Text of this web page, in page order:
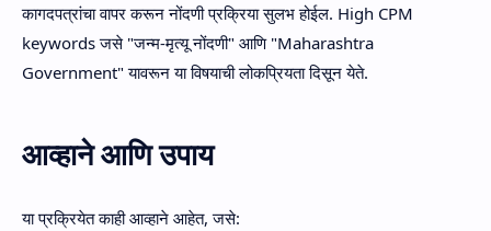
कागदपत्रांचा वापर करून नोंदणी प्रक्रिया सुलभ होईल. High CPM
keywordsजसे "जन्म-मृत्यू नोंदणी" आणि "Maharashtra
Government" यावरून या विषयाची लोकप्रियता दिसून येते.
आव्हाने आणि उपाय
या प्रक्रियेत काही आव्हाने आहेत, जसे: